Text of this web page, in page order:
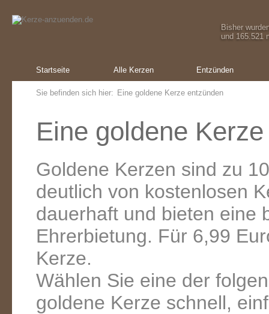
Bisher
und 165.521
Startseite Alle Kerzen Entzünden
Sie befinden sich hier: Eine goldene Kerze entzünden
Eine goldene
Goldene Kerzen sind zu
deutlich von kostenlosen
dauerhaft und bieten eine
Ehrerbietung. Für 6,99
Kerze.
Wählen Sie eine der
goldene Kerze schnell,